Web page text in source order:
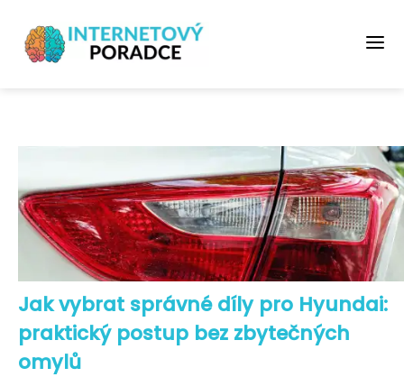
Jak vybrat správné díly pro Hyundai:
praktický postup bez zbytečných
omylů